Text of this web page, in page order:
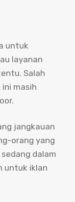
untuk
layanan
Salah
masih
jangkauan
orang yang
dalam
untuk iklan